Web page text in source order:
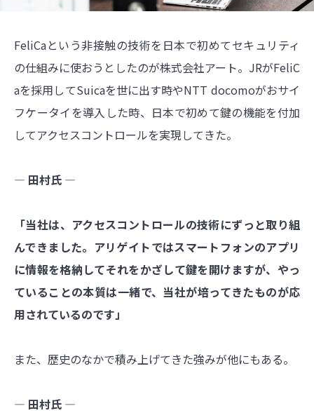
FeliCaという非接触の技術を日本で初めてセキュリティ
の仕組みに使おうとしたのが株式会社アート。JRがFeliC
aを採用してSuicaを世に出す時やNTT docomoがおサイ
フケータイを導入した時、日本で初めて鍵の機能を付加
してアクセスコントロールを実現してきた。
― 田村氏 ―
「当社は、アクセスコントロールの技術にずっと取り組
んできました。アリゲイトではスマートフォンのアプリ
に情報を格納してそれをかざして鍵を開けますが、やっ
ていることの本質は一緒で、当社が培ってきたものが応
用されているのです」
また、歴史のなかで積み上げてきた強みが他にもある。
― 田村氏 ―